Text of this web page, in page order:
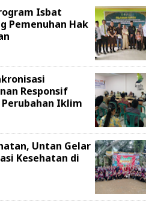
Isbat
Pemenuhan Hak
Responsif
Iklim
Untan Gelar
Kesehatan di